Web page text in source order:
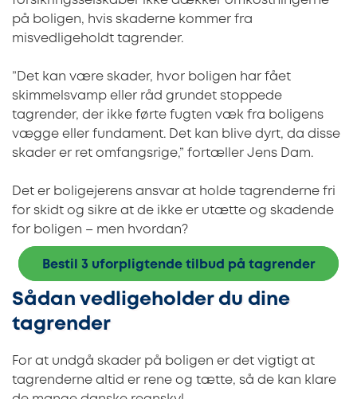
på boligen, hvis skaderne kommer fra
misvedligeholdt tagrender.
”Det kan være skader, hvor boligen har fået
skimmelsvamp eller råd grundet stoppede
tagrender, der ikke førte fugten væk fra boligens
vægge eller fundament. Det kan blive dyrt, da disse
skader er ret omfangsrige,” fortæller Jens Dam.
Det er boligejerens ansvar at holde tagrenderne fri
for skidt og sikre at de ikke er utætte og skadende
for boligen – men hvordan?
Bestil 3 uforpligtende tilbud på tagrender
Sådan vedligeholder du dine
tagrender
For at undgå skader på boligen er det vigtigt at
tagrenderne altid er rene og tætte, så de kan klare